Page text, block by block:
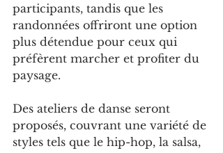
participants, tandis que les
randonnées offriront une option
plus détendue pour ceux qui
préfèrent marcher et profiter du
paysage.
Des ateliers de danse seront
proposés, couvrant une variété de
styles tels que le hip-hop, la salsa,